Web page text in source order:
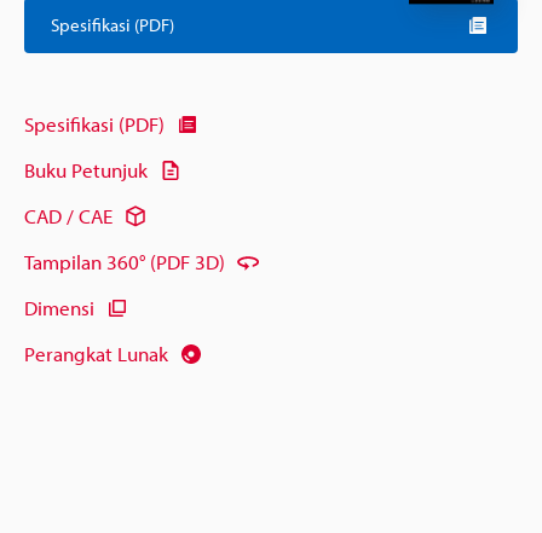
Spesifikasi (PDF)
Spesifikasi (PDF)
Buku Petunjuk
CAD / CAE
Tampilan 360° (PDF 3D)
Dimensi
Perangkat Lunak